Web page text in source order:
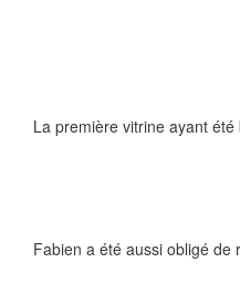
La première vitrine ayant
Fabien a été aussi obligé